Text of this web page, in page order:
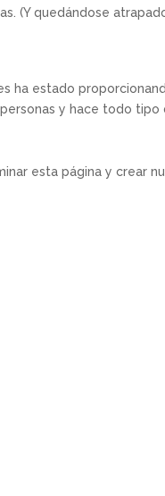
(Y quedándose
ha estado
y hace todo tipo
esta página y crear